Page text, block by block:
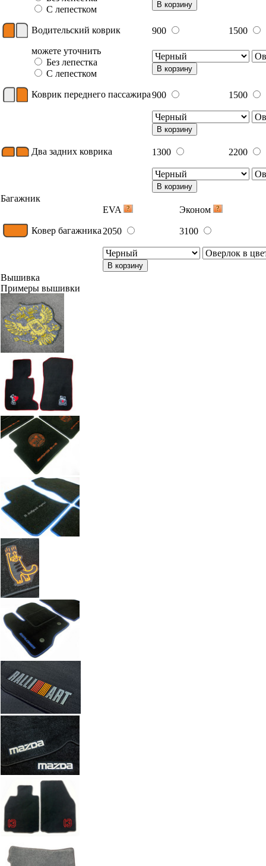
С лепестком
В корзину
Водительский коврик 900
1500
можете уточнить
Без лепестка
С лепестком
В корзину
Коврик переднего пассажира900 1500
В корзину
Два задних коврика 1300 2200
В корзину
Багажник
EVA
Эконом
Ковер багажника 2050 3100
В корзину
Вышивка
Примеры вышивки